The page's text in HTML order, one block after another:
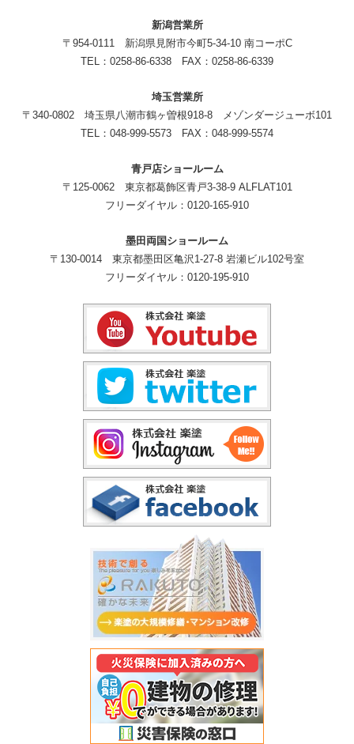
新潟営業所
〒954-0111 新潟県見附市今町5-34-10 南コーポC
TEL：0258-86-6338 FAX：0258-86-6339
埼玉営業所
〒340-0802 埼玉県八潮市鶴ヶ曽根918-8 メゾンダージューボ101
TEL：048-999-5573 FAX：048-999-5574
青戸店ショールーム
〒125-0062 東京都葛飾区青戸3-38-9 ALFLAT101
フリーダイヤル：0120-165-910
墨田両国ショールーム
〒130-0014 東京都墨田区亀沢1-27-8 岩瀬ビル102号室
フリーダイヤル：0120-195-910